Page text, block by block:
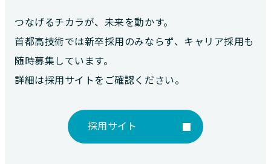
つなげるチカラが、未来を動かす。
首都高技術では新卒採用のみならず、キャリア採用も
随時募集しています。
詳細は採用サイトをご確認ください。
採用サイト